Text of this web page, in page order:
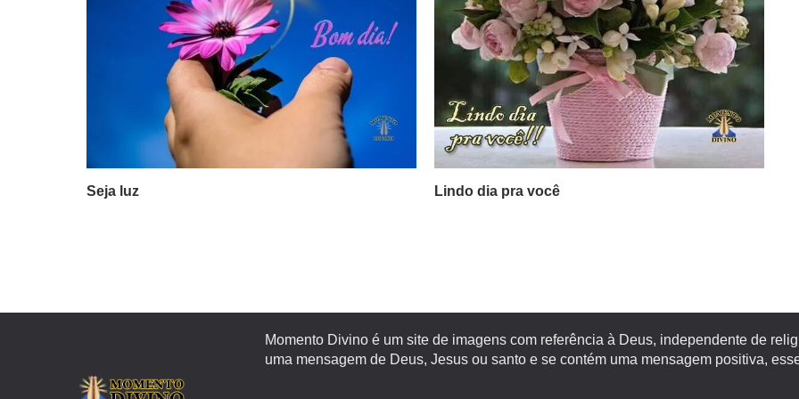
Seja luz Lindo dia pra você
Momento Divino é um site de imagens com referência à Deus, independente de
uma mensagem de Deus, Jesus ou santo e se contém uma mensagem positiva,